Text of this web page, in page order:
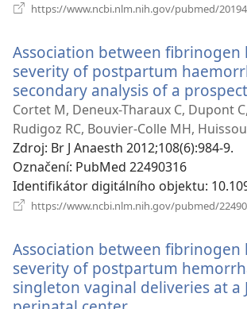
https://www.ncbi.nlm.nih.gov/pubmed/
Association between fibrinogen
severity of postpartum
secondary analysis of a
Cortet M, Deneux-Tharaux C, Dupont
Rudigoz RC, Bouvier-Colle MH,
Zdroj‎: Br J Anaesth 2012;108(6):984-9.
Označení‎: PubMed 22490316
Identifikátor digitálního objektu‎:
https://www.ncbi.nlm.nih.gov/pubmed/
Association between fibrinogen
severity of postpartum
singleton vaginal deliveries at a